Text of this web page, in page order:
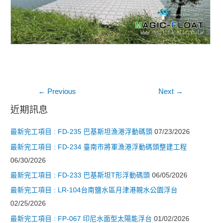
章
導
覽
← Previous Next →
近期訊息
最新完工項目 : FD-235 巴基斯坦漁港浮動碼頭 07/23/2026
最新完工項目 : FD-234 臺南市將軍漁港浮動碼頭整建工程
06/30/2026
最新完工項目 : FD-233 巴基斯坦T形浮動碼頭 06/05/2026
最新完工項目 : LR-104台南鹽水區月津港親水公園浮台
02/25/2026
最新完工項目 : FP-067 印尼水面型太陽能浮台 01/02/2026